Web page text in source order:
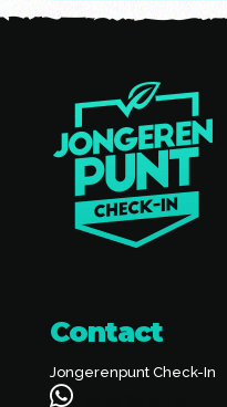
Contact
Jongerenpunt Check-In